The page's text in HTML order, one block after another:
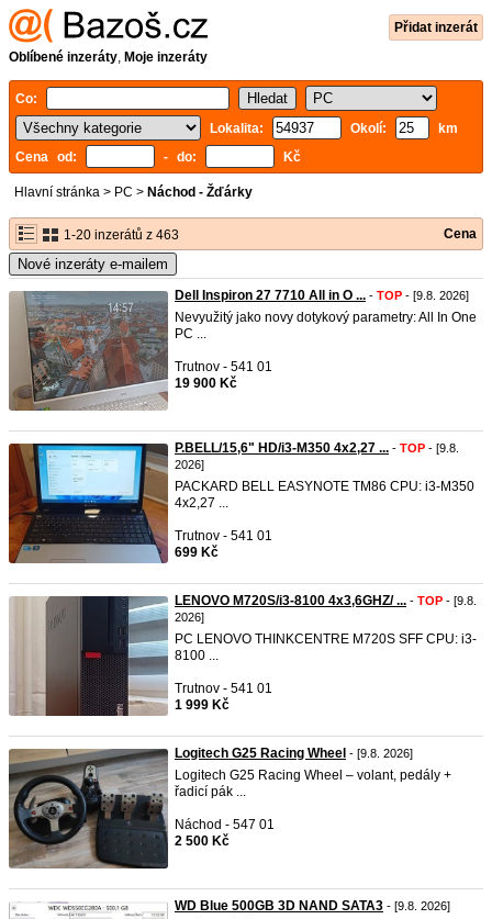
Přidat inzerát
Oblíbené inzeráty, Moje inzeráty
Co:
Lokalita:
Okolí:
km
Cena od:
- do: Kč
Hlavní stránka > PC > Náchod - Žďárky
1-20 inzerátů z 463 Cena
Nové inzeráty e-mailem
Dell Inspiron 27 7710 All in O ... - TOP - [9.8. 2026]
Nevyužitý jako novy dotykový parametry: All In One
PC ...
Trutnov - 541 01
19 900 Kč
P.BELL/15,6" HD/i3-M350 4x2,27 ... - TOP - [9.8.
2026]
PACKARD BELL EASYNOTE TM86 CPU: i3-M350
4x2,27 ...
Trutnov - 541 01
699 Kč
LENOVO M720S/i3-8100 4x3,6GHZ/ ... - TOP - [9.8.
2026]
PC LENOVO THINKCENTRE M720S SFF CPU: i3-
8100 ...
Trutnov - 541 01
1 999 Kč
Logitech G25 Racing Wheel - [9.8. 2026]
Logitech G25 Racing Wheel – volant, pedály +
řadicí pák ...
Náchod - 547 01
2 500 Kč
WD Blue 500GB 3D NAND SATA3 - [9.8. 2026]